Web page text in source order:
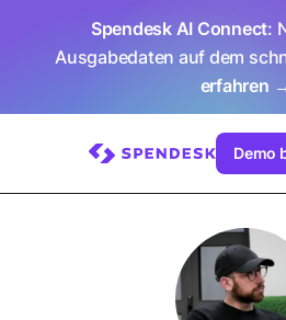
Spendesk AI Connect:
Ausgabedaten auf dem
erfahren
Demo